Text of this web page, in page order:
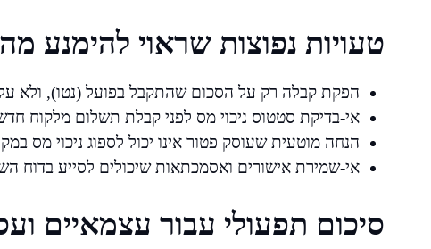
טעויות נפוצות שראוי להימנע
הפקת קבלה רק על הסכום שהתקבל בפועל (נטו), ולא
אי-בדיקת סטטוס ניכוי מס לפני קבלת תשלום מלקוח
הנחה מוטעית שעוסק פטור אינו יכול לספוג ניכוי מס
אי-שמירת אישורים ואסמכתאות שיכולים לסייע בדוח
סיכום תפעולי עבור עצמאיים